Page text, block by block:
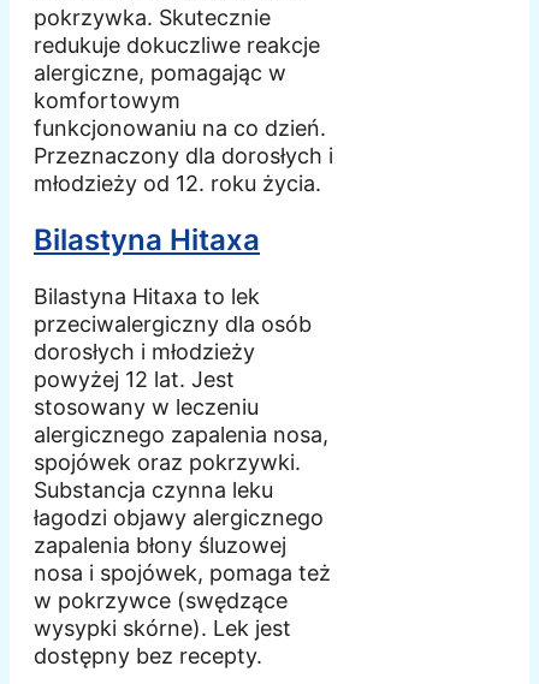
pokrzywka. Skutecznie
redukuje dokuczliwe reakcje
alergiczne, pomagając w
komfortowym
funkcjonowaniu na co dzień.
Przeznaczony dla dorosłych i
młodzieży od 12. roku życia.
Bilastyna Hitaxa
Bilastyna Hitaxa to lek
przeciwalergiczny dla osób
dorosłych i młodzieży
powyżej 12 lat. Jest
stosowany w leczeniu
alergicznego zapalenia nosa,
spojówek oraz pokrzywki.
Substancja czynna leku
łagodzi objawy alergicznego
zapalenia błony śluzowej
nosa i spojówek, pomaga też
w pokrzywce (swędzące
wysypki skórne). Lek jest
dostępny bez recepty.